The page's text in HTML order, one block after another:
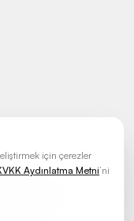
için çerezler
Aydınlatma Metni’ni